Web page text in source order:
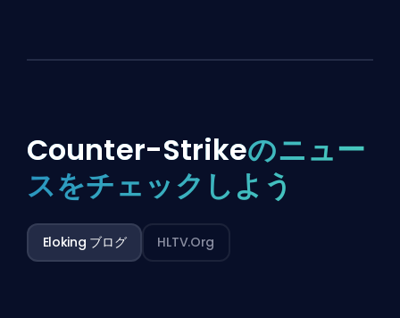
Counter-Strikeのニュー
スをチェックしよう
Eloking ブログ HLTV.org